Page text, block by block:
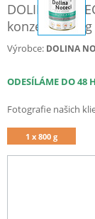
DOLINA
konzerva 800g
Výrobce: DOLINA
ODESÍLÁME DO 48
Fotografie našich
1 x 800 g